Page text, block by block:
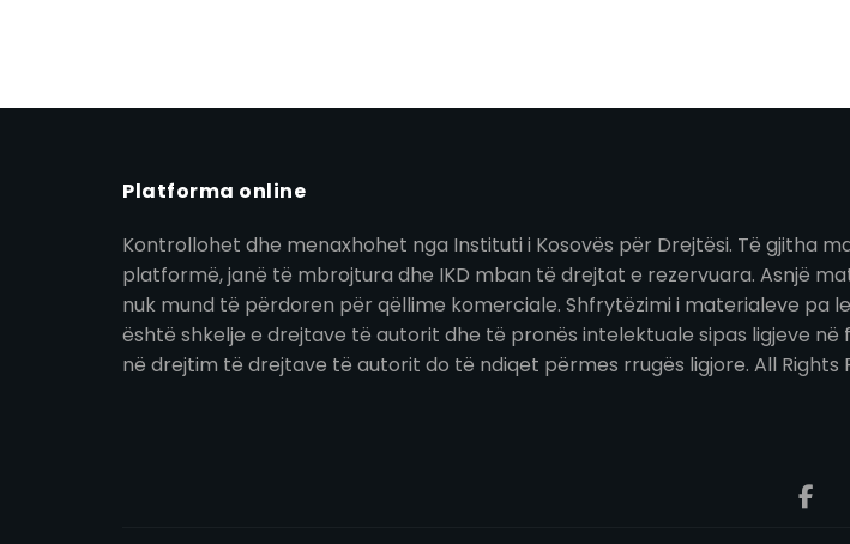
Platforma online
Kontrollohet dhe menaxhohet nga Instituti i Kosovës për Drejtësi. Të gjitha
platformë, janë të mbrojtura dhe IKD mban të drejtat e rezervuara. Asnjë
nuk mund të përdoren për qëllime komerciale. Shfrytëzimi i materialeve pa
është shkelje e drejtave të autorit dhe të pronës intelektuale sipas ligjeve në
në drejtim të drejtave të autorit do të ndiqet përmes rrugës ligjore. All Rights